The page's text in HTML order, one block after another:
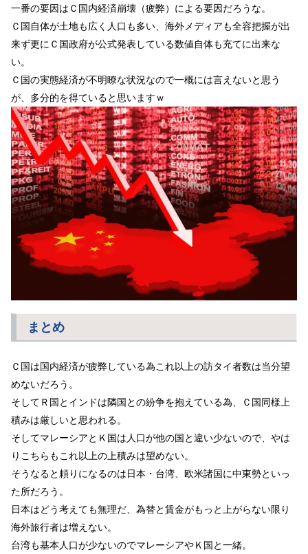
一番の要因はＣ国内経済崩壊（疲弊）による要因だろうな。
Ｃ国自体が土地も広く人口も多い、海外メディアも全容把握が出
来ず更にＣ国政府が公式発表している数値自体も充てに出来な
い。
Ｃ国の実態経済が不明瞭な状況なので一概には言えないと思う
が、多分的を得ていると思いますｗ
まとめ
Ｃ国は国内経済が疲弊している為これ以上の訪タイ者数は当分望
めないだろう。
そしてＲ国とインドは隣国との紛争を抱えている為、Ｃ国同様上
積みは厳しいと思われる。
そしてマレーシアとＫ国は人口が他の国と違い少ないので、やは
りこちらもこれ以上の上積みは望めない。
そうなると頼りになるのは日本・台湾、欧米諸国に中東勢といっ
た所だろう。
日本はどう考えても無理だ、為替と賃金がもっと上がらない限り
海外旅行者は増えない。
台湾も基本人口が少ないのでマレーシアやＫ国と一緒。